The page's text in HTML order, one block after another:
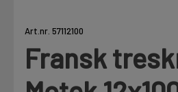
Fag
LOGG UT
Art.nr. 57112100
Fransk